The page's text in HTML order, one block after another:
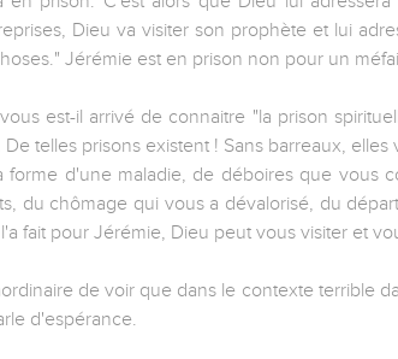
Dieu va visiter son prophète et lui
Jérémie est en prison non pour un
est-il arrivé de connaitre "la prison
telles prisons existent ! Sans barreaux,
forme d'une maladie, de déboires que vous
du chômage qui vous a dévalorisé, du
fait pour Jérémie, Dieu peut vous visiter et
de voir que dans le contexte terrible
d'espérance.